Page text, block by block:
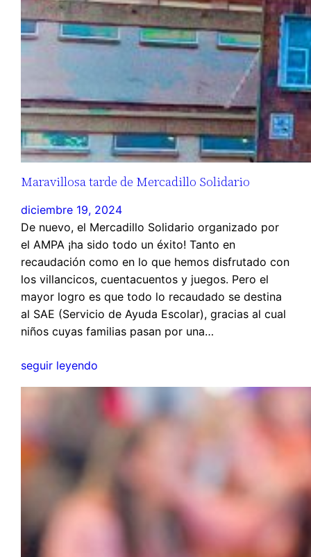
Maravillosa tarde de Mercadillo Solidario
diciembre 19, 2024
De nuevo, el Mercadillo Solidario organizado por
el AMPA ¡ha sido todo un éxito! Tanto en
recaudación como en lo que hemos disfrutado con
los villancicos, cuentacuentos y juegos. Pero el
mayor logro es que todo lo recaudado se destina
al SAE (Servicio de Ayuda Escolar), gracias al cual
niños cuyas familias pasan por una…
seguir leyendo